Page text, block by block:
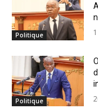
Politique
Politique